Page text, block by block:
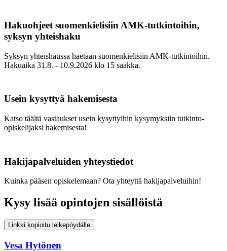
Hakuohjeet suomenkielisiin AMK-tutkintoihin,
syksyn yhteishaku
Syksyn yhteishaussa haetaan suomenkielisiin AMK-tutkintoihin.
Hakuaika 31.8. - 10.9.2026 klo 15 saakka.
Usein kysyttyä hakemisesta
Katso täältä vastaukset usein kysyttyihin kysymyksiin tutkinto-
opiskelijaksi hakemisesta!
Hakijapalveluiden yhteystiedot
Kuinka pääsen opiskelemaan? Ota yhteyttä hakijapalveluihin!
Kysy lisää opintojen sisällöistä
Linkki kopioitu leikepöydälle
Vesa Hytönen